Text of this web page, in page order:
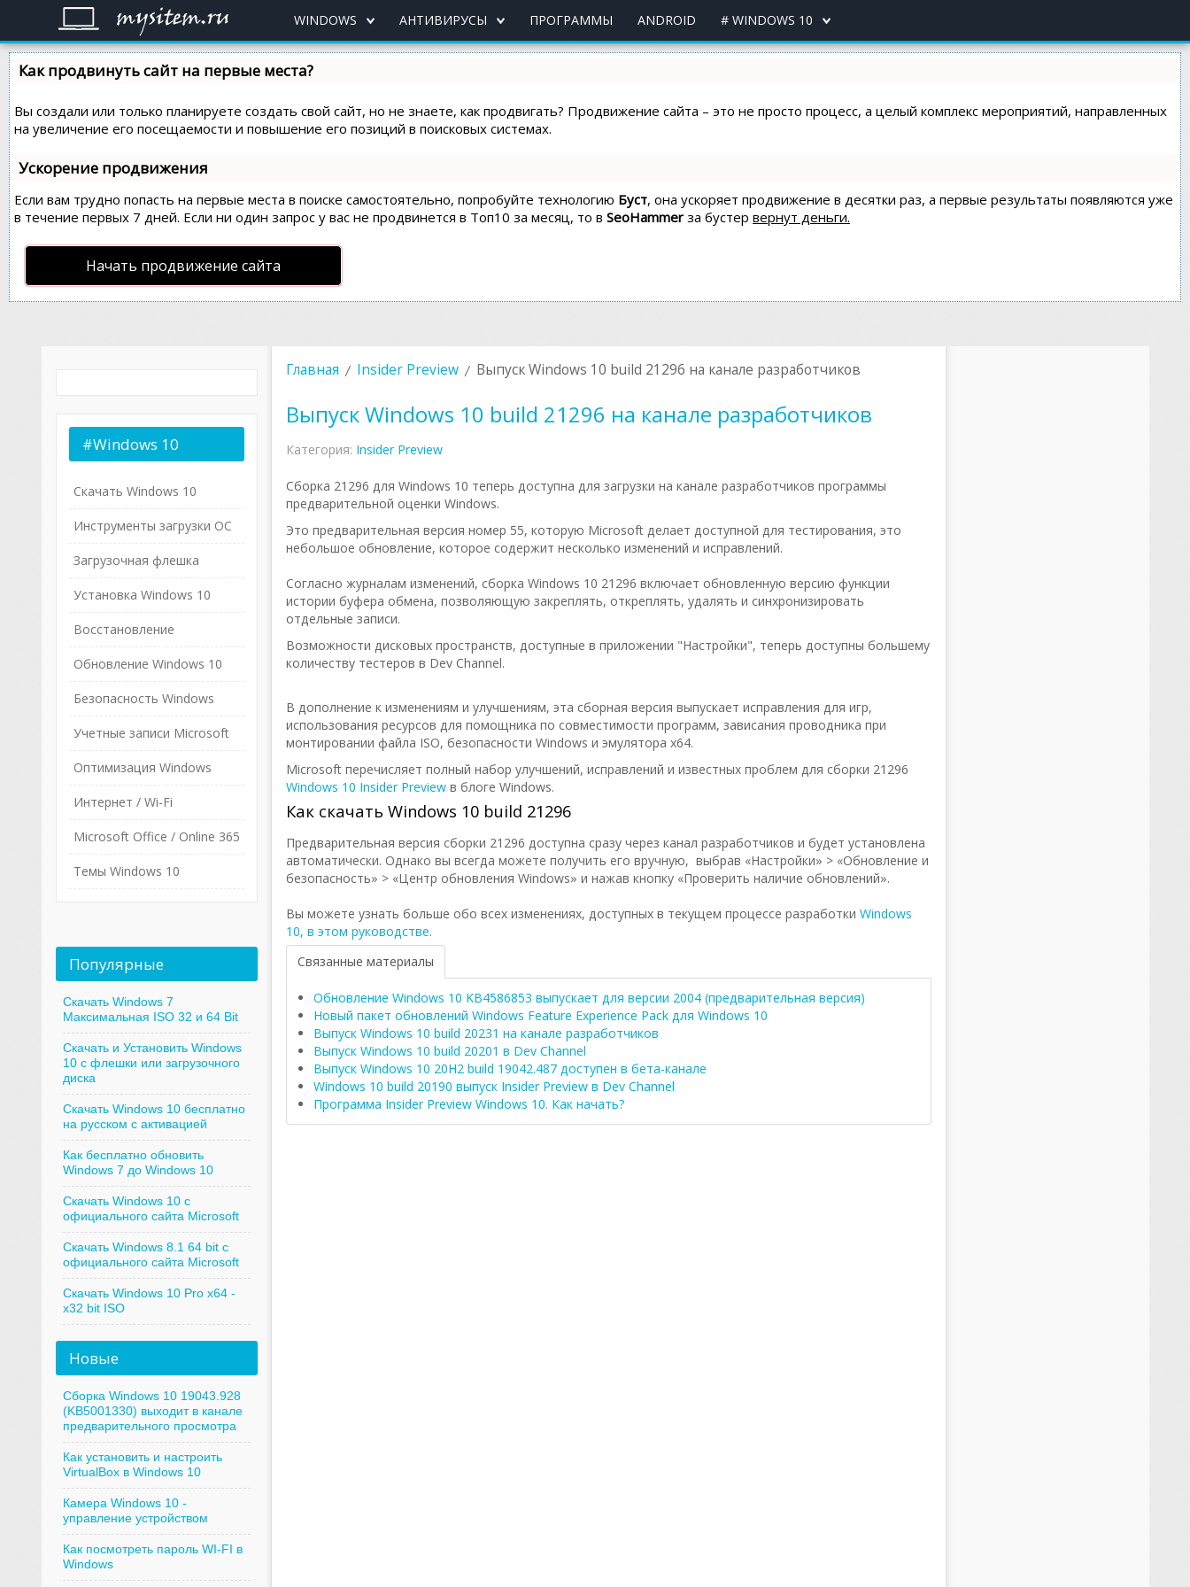
WINDOWS АНТИВИРУСЫ ПРОГРАММЫ ANDROID # WINDOWS 10
Как продвинуть сайт на первые места?
Вы создали или только планируете создать свой сайт, но не знаете, как продвигать? Продвижение сайта – это не просто процесс, а целый комплекс мероприятий, направленных
на увеличение его посещаемости и повышение его позиций в поисковых системах.
Ускорение продвижения
Если вам трудно попасть на первые места в поиске самостоятельно, попробуйте технологию Буст, она ускоряет продвижение в десятки раз, а первые результаты появляются уже
в течение первых 7 дней. Если ни один запрос у вас не продвинется в Топ10 за месяц, то в SeoHammer за бустер вернут деньги.
Начать продвижение сайта
Главная Insider Preview Выпуск Windows 10 build 21296 на канале разработчиков
Выпуск Windows 10 build 21296 на канале разработчиков
Категория: Insider Preview
Сборка 21296 для Windows 10 теперь доступна для загрузки на канале разработчиков программы
предварительной оценки Windows.
Это предварительная версия номер 55, которую Microsoft делает доступной для тестирования, это
небольшое обновление, которое содержит несколько изменений и исправлений.
Согласно журналам изменений, сборка Windows 10 21296 включает обновленную версию функции
истории буфера обмена, позволяющую закреплять, откреплять, удалять и синхронизировать
отдельные записи.
Возможности дисковых пространств, доступные в приложении "Настройки", теперь доступны большему
количеству тестеров в Dev Channel.
В дополнение к изменениям и улучшениям, эта сборная версия выпускает исправления для игр,
использования ресурсов для помощника по совместимости программ, зависания проводника при
монтировании файла ISO, безопасности Windows и эмулятора x64.
Microsoft перечисляет полный набор улучшений, исправлений и известных проблем для сборки 21296
Windows 10 Insider Previewв блоге Windows.
Как скачать Windows 10 build 21296
Предварительная версия сборки 21296 доступна сразу через канал разработчиков и будет установлена ​​
автоматически. Однако вы всегда можете получить его вручную, выбрав «Настройки» > «Обновление и
безопасность» > «Центр обновления Windows» и нажав кнопку «Проверить наличие обновлений».
Вы можете узнать больше обо всех изменениях, доступных в текущем процессе разработки Windows
10, в этом руководстве.
Связанные материалы
Обновление Windows 10 KB4586853 выпускает для версии 2004 (предварительная версия)
Новый пакет обновлений Windows Feature Experience Pack для Windows 10
Выпуск Windows 10 build 20231 на канале разработчиков
Выпуск Windows 10 build 20201 в Dev Channel
Выпуск Windows 10 20H2 build 19042.487 доступен в бета-канале
Windows 10 build 20190 выпуск Insider Preview в Dev Channel
Программа Insider Preview Windows 10. Как начать?
#Windows 10
Скачать Windows 10
Инструменты загрузки ОС
Загрузочная флешка
Установка Windows 10
Восстановление
Обновление Windows 10
Безопасность Windows
Учетные записи Microsoft
Оптимизация Windows
Интернет / Wi-Fi
Microsoft Office / Online 365
Темы Windows 10
Популярные
Скачать Windows 7
Максимальная ISO 32 и 64 Bit
Скачать и Установить Windows
10 с флешки или загрузочного
диска
Скачать Windows 10 бесплатно
на русском с активацией
Как бесплатно обновить
Windows 7 до Windows 10
Скачать Windows 10 с
официального сайта Microsoft
Скачать Windows 8.1 64 bit с
официального сайта Microsoft
Скачать Windows 10 Pro x64 -
x32 bit ISO
Новые
Сборка Windows 10 19043.928
(KB5001330) выходит в канале
предварительного просмотра
Как установить и настроить
VirtualBox в Windows 10
Камера Windows 10 -
управление устройством
Как посмотреть пароль WI-FI в
Windows